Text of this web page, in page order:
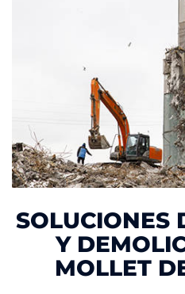
SOLUCIONES
Y
MOLLET